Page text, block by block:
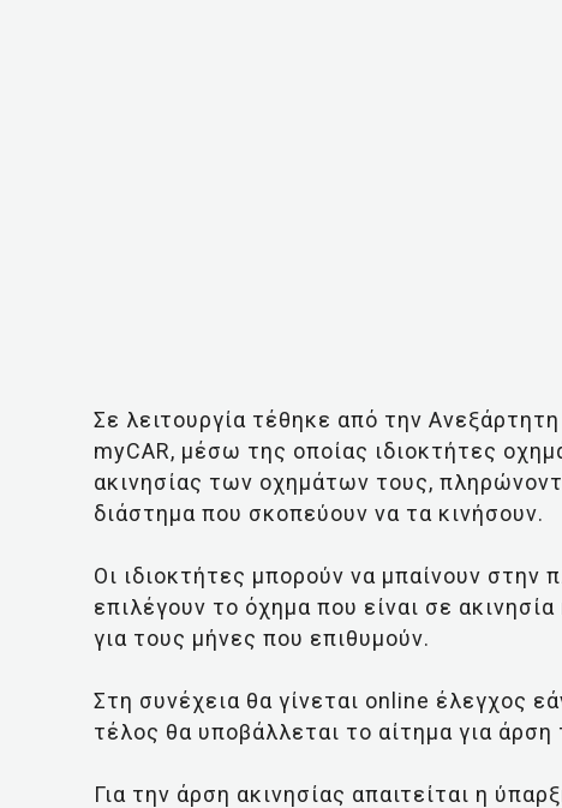
Σε λειτουργία τέθηκε από την
myCAR, μέσω της οποίας ιδιοκτήτες
ακινησίας των οχημάτων τους,
διάστημα που σκοπεύουν να τα κινήσουν.
Οι ιδιοκτήτες μπορούν να μπαίνουν
επιλέγουν το όχημα που είναι σε
για τους μήνες που επιθυμούν.
Στη συνέχεια θα γίνεται online έλεγχος
τέλος θα υποβάλλεται το αίτημα για άρση
Για την άρση ακινησίας απαιτείται η